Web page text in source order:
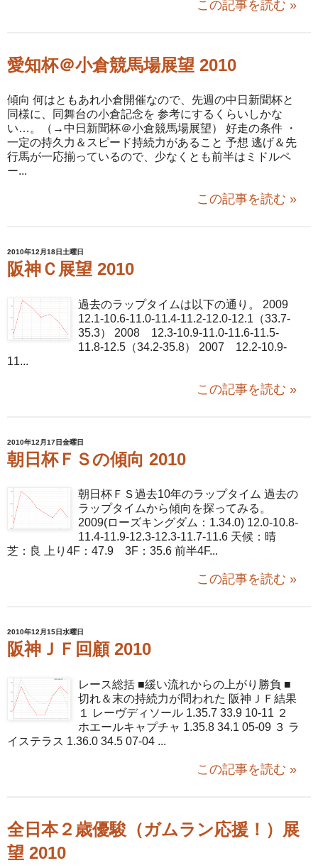
この記事を読む »
愛知杯＠小倉競馬場展望 2010
傾向 何はともあれ小倉開催なので、先週の中日新聞杯と
同様に、同舞台の小倉記念を 参考にするくらいしかな
い…。（→中日新聞杯＠小倉競馬場展望） 好走の条件 ・
一定の持久力＆スピード持続力があること 予想 逃げ＆先
行馬が一応揃っているので、少なくとも前半はミドルペ
ー...
この記事を読む »
2010年12月18日土曜日
阪神Ｃ展望 2010
過去のラップタイムは以下の通り。 2009
12.1-10.6-11.0-11.4-11.2-12.0-12.1（33.7-
35.3） 2008 12.3-10.9-11.0-11.6-11.5-
11.8-12.5（34.2-35.8） 2007 12.2-10.9-
11...
この記事を読む »
2010年12月17日金曜日
朝日杯ＦＳの傾向 2010
朝日杯ＦＳ過去10年のラップタイム 過去の
ラップタイムから傾向を探ってみる。
2009(ローズキングダム：1.34.0) 12.0-10.8-
11.4-11.9-12.3-12.3-11.7-11.6 天候：晴
芝：良 上り4F：47.9 3F：35.6 前半4F...
この記事を読む »
2010年12月15日水曜日
阪神ＪＦ回顧 2010
レース総括 ■緩い流れからの上がり勝負 ■
切れ＆末の持続力が問われた 阪神ＪＦ結果
１ レーヴディソール 1.35.7 33.9 10-11 ２
ホエールキャプチャ 1.35.8 34.1 05-09 ３ ラ
イステラス 1.36.0 34.5 07-04 ...
この記事を読む »
全日本２歳優駿（ガムラン応援！）展
望 2010